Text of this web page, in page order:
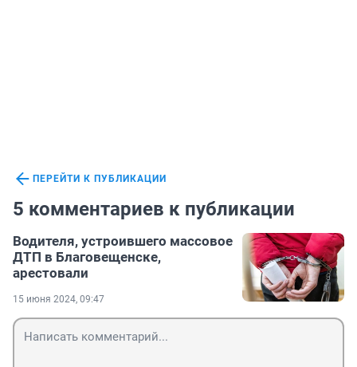
ПЕРЕЙТИ К ПУБЛИКАЦИИ
5 комментариев к публикации
Водителя, устроившего массовое
ДТП в Благовещенске,
арестовали
15 июня 2024, 09:47